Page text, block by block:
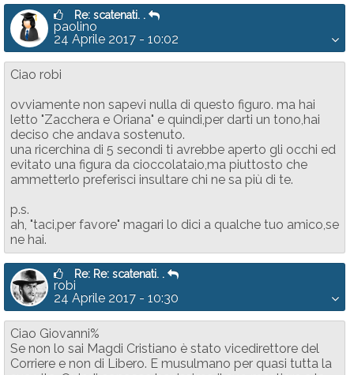
Re: scatenati. .
paolino
24 Aprile 2017 - 10:02
Ciao robi
ovviamente non sapevi nulla di questo figuro. ma hai
letto "Zacchera e Oriana" e quindi,per darti un tono,hai
deciso che andava sostenuto.
una ricerchina di 5 secondi ti avrebbe aperto gli occhi ed
evitato una figura da cioccolataio,ma piuttosto che
ammetterlo preferisci insultare chi ne sa più di te.
p.s.
ah, "taci,per favore" magari lo dici a qualche tuo amico,se
ne hai.
Re: Re: scatenati. .
robi
24 Aprile 2017 - 10:30
Ciao Giovanni%
Se non lo sai Magdi Cristiano è stato vicedirettore del
Corriere e non di Libero. E musulmano per quasi tutta la